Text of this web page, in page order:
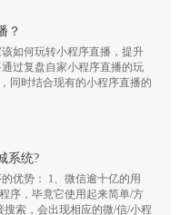
？
如何玩转小程序直播，提升
过复盘自家小程序直播的玩
同时结合现有的小程序直播的
系统?
优势： 1、微信逾十亿的用
序，毕竟它使用起来简单/方
索，会出现相应的微/信/小程